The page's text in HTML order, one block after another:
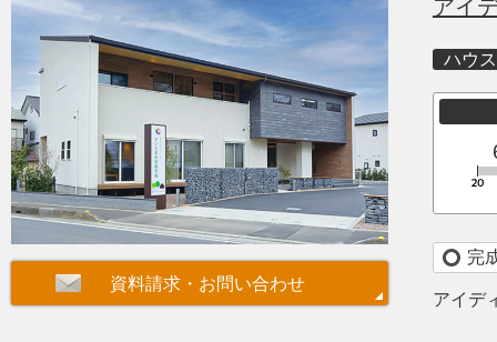
アイ
ハウ
完
アイデ